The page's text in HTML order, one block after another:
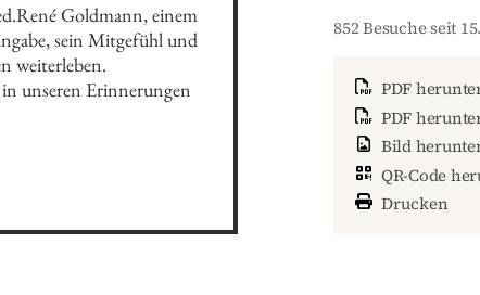
Goldmann, einem
sein Mitgefühl und
weiterleben.
unseren Erinnerungen
852 Besuche seit
PDF
PDF
Bild
QR-Code
Drucken